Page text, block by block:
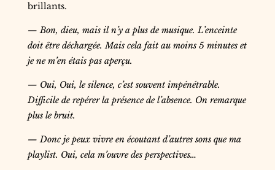
brillants.
— Bon, dieu, mais il n’y a plus de musique. L’enceinte
doit être déchargée. Mais cela fait au moins 5 minutes et
je ne m’en étais pas aperçu.
— Oui, Oui, le silence, c’est souvent impénétrable.
Difficile de repérer la présence de l’absence. On remarque
plus le bruit.
— Donc je peux vivre en écoutant d’autres sons que ma
playlist. Oui, cela m’ouvre des perspectives…